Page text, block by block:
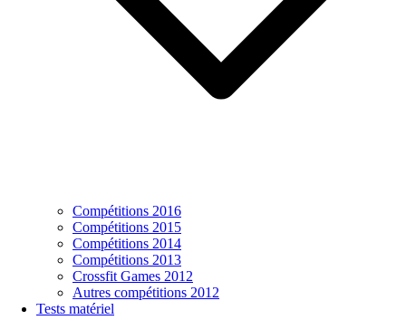
Compétitions 2016
Compétitions 2015
Compétitions 2014
Compétitions 2013
Crossfit Games 2012
Autres compétitions 2012
Tests matériel